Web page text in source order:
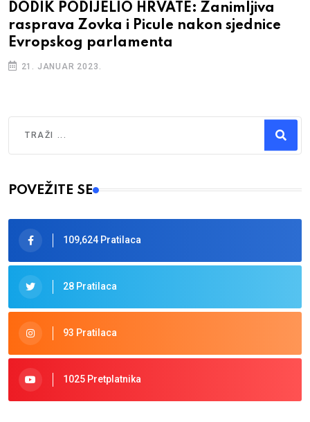
DODIK PODIJELIO HRVATE: Zanimljiva
rasprava Zovka i Picule nakon sjednice
Evropskog parlamenta
21. JANUAR 2023.
Type 2 or more characters for results.
POVEŽITE SE
109,624 Pratilaca
28 Pratilaca
93 Pratilaca
1025 Pretplatnika